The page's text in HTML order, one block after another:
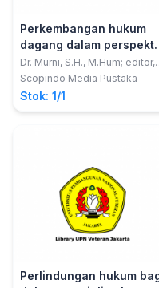
Perkembangan hukum
dagang dalam
globalisasi
Dr. Murni, S.H., M.Hum; editor,
Eny Swastuti, Uswatun
Hasanah; Dr. Djulaeka, S.H.,
M.Hum
Scopindo Media Pustaka
Stok: 1/1
Perlindungan hukum